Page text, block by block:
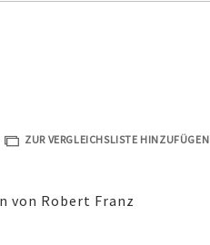
ZUR VERGLEICHSLISTE HINZUFÜGEN
von Robert Franz